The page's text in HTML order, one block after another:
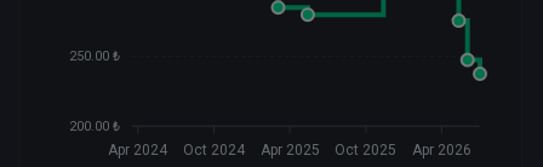
250.00 ₺
200.00 ₺
Apr 2024 Oct 2024 Apr 2025 Oct 2025 Apr 2026